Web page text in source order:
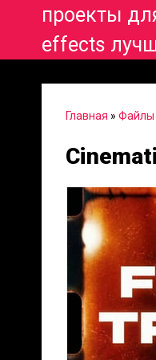
проекты
effects
Главная » Файлы